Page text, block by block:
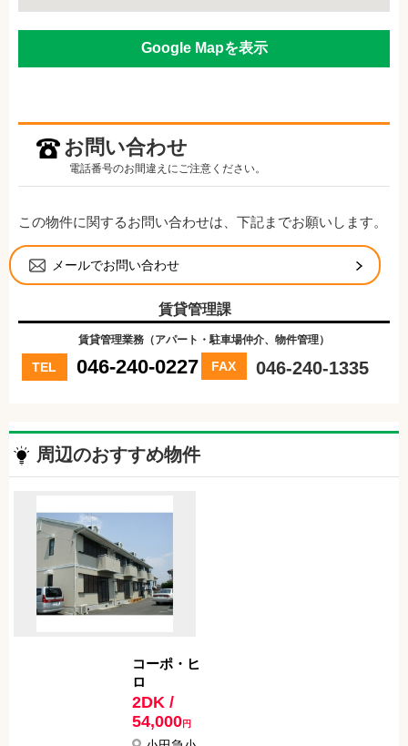
Google Mapを表示
お問い合わせ
電話番号のお間違えにご注意ください。
この物件に関するお問い合わせは、下記までお願いします。
メールでお問い合わせ
賃貸管理課
賃貸管理業務（アパート・駐車場仲介、物件管理）
TEL 046-240-0227 FAX 046-240-1335
周辺のおすすめ物件
コーポ・ヒ
ロ
2DK /
54,000円